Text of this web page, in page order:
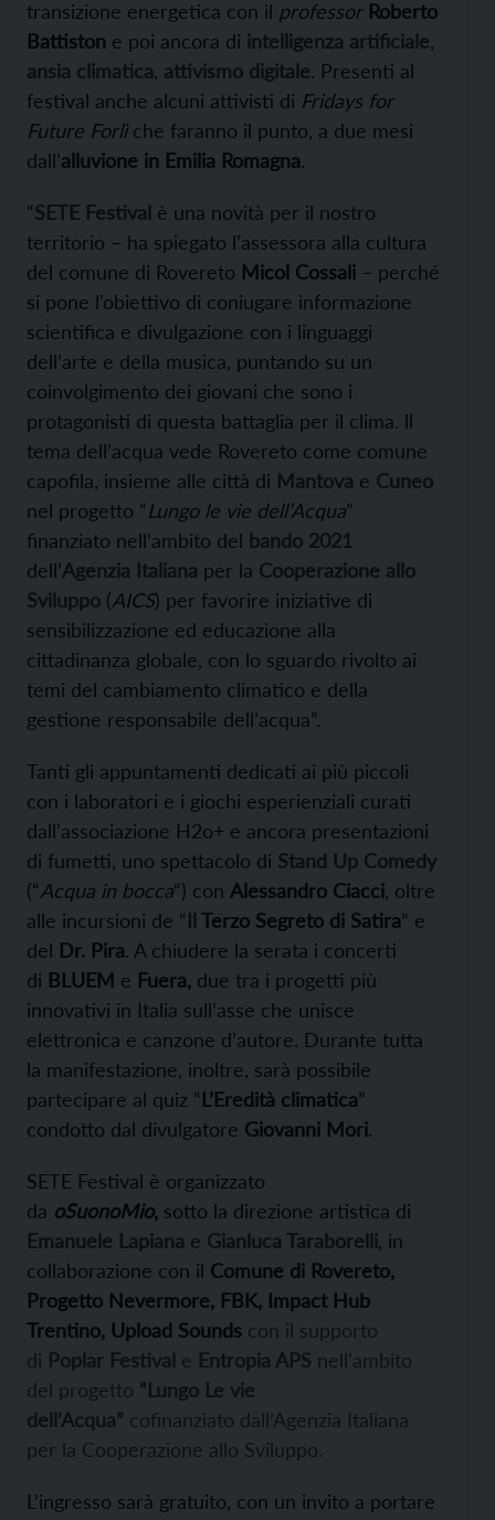
transizione energetica con il professor Roberto
Battiston e poi ancora di intelligenza artificiale,
ansia climatica, attivismo digitale. Presenti al
festival anche alcuni attivisti di Fridays for
Future Forlìche faranno il punto, a due mesi
dall’alluvione in Emilia Romagna.
“SETE Festival è una novità per il nostro
territorio – ha spiegato l’assessora alla cultura
del comune di Rovereto Micol Cossali – perché
si pone l’obiettivo di coniugare informazione
scientifica e divulgazione con i linguaggi
dell’arte e della musica, puntando su un
coinvolgimento dei giovani che sono i
protagonisti di questa battaglia per il clima. ll
tema dell’acqua vede Rovereto come comune
capofila, insieme alle città di Mantova e Cuneo
nel progetto “Lungo le vie dell’Acqua”
finanziato nell’ambito del bando 2021
dell’Agenzia Italiana per la Cooperazione allo
Sviluppo (AICS) per favorire iniziative di
sensibilizzazione ed educazione alla
cittadinanza globale, con lo sguardo rivolto ai
temi del cambiamento climatico e della
gestione responsabile dell’acqua”.
Tanti gli appuntamenti dedicati ai più piccoli
con i laboratori e i giochi esperienziali curati
dall’associazione H2o+ e ancora presentazioni
di fumetti, uno spettacolo di Stand Up Comedy
(“Acqua in bocca“) con Alessandro Ciacci, oltre
alle incursioni de “Il Terzo Segreto di Satira” e
del Dr. Pira. A chiudere la serata i concerti
di BLUEM e Fuera, due tra i progetti più
innovativi in Italia sull’asse che unisce
elettronica e canzone d’autore. Durante tutta
la manifestazione, inoltre, sarà possibile
partecipare al quiz “L’Eredità climatica”
condotto dal divulgatore Giovanni Mori.
SETE Festival è organizzato
da oSuonoMio, sotto la direzione artistica di
Emanuele Lapiana e Gianluca Taraborelli, in
collaborazione con il Comune di Rovereto,
Progetto Nevermore, FBK, Impact Hub
Trentino, Upload Sounds con il supporto
di Poplar Festival e Entropia APS nell’ambito
del progetto “Lungo Le vie
dell’Acqua” cofinanziato dall’Agenzia Italiana
per la Cooperazione allo Sviluppo.
L’ingresso sarà gratuito, con un invito a portare